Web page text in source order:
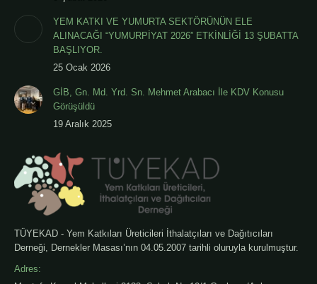
YEM KATKI VE YUMURTA SEKTÖRÜNÜN ELE
ALINACAĞI “YUMURPİYAT 2026” ETKİNLİĞİ 13 ŞUBATTA
BAŞLIYOR.
25 Ocak 2026
GİB, Gn. Md. Yrd. Sn. Mehmet Arabacı İle KDV Konusu
Görüşüldü
19 Aralık 2025
TÜYEKAD - Yem Katkıları Üreticileri İthalatçıları ve Dağıtıcıları
Derneği, Dernekler Masası’nın 04.05.2007 tarihli oluruyla kurulmuştur.
Adres: